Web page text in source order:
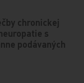
chronickej
s
podávaných